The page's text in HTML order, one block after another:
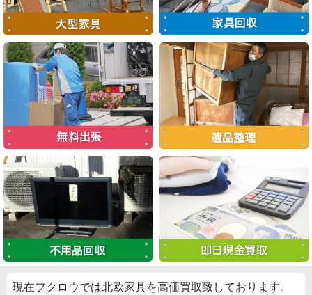
現在フクロウでは北欧家具を高価買取致しております。